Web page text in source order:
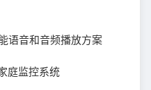
语音和音频播放方案
庭监控系统